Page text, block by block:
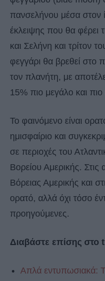
πανσελήνου μέσα στον
έκλειψης που θα φέρει
και Σελήνη και τρίτον
φεγγάρι θα βρεθεί στο
τον πλανήτη, με
15% πιο μεγάλο και
Το φαινόμενο είναι
ημισφαίριο και
σε περιοχές του
Βορείου Αμερικής. Στις
Βόρειας Αμερικής και
ορατό, αλλά όχι τόσο
προηγούμενες.
Διαβάστε επίσης
Απλά εντυπωσιακά: